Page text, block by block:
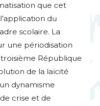
que cet
du
scolaire. La
une périodisation
République
de la laïcité
dynamisme
crise et de